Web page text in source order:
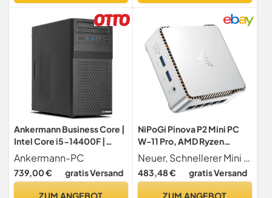
Ankermann Business Core |
Intel Core i5-14400F |
Nvidia GeForce GT 710 4GB
| 16GB DDR5 RAM | 1TB
NVMe SSD | Windows 11 |
Ankermann-PC
739,00 € gratis Versand
ZUM ANGEBOT
NiPoGi Pinova P2 Mini PC
W-11 Pro, АMD Ryzen
3300U(bis zu 3,50 GHz), 16
GB DDR4 512 GB M.2 SSD
Mini Desktop Computer,
Neuer, Schnellerer Mini PC 3300U Der NiPoGi P2 Mini PC ist mit einem MD Ryzen 3300U Prozessor(4 Kerne 4 Threads, Basis Turbo-Frequenz 2,10 3,50 GHz, 4 MB L3-Cache)ausgestattet. Dank der integrierten MD Radeon Grafikkarte 1,40 GHz und 28 W TDP bietet er eine starke Leistung. Die neueste 3300U-CPU ist 40 % höher als die des N5105 und etwa 20 % höher als die des N100. Ob für einfache Büroarbeiten, 4K-Videowiedergabe, Designprojekte oder andere Aufgaben dieser Mini-PC ist die perfekte Wahl.
483,48 € gratis Versand
ZUM ANGEBOT